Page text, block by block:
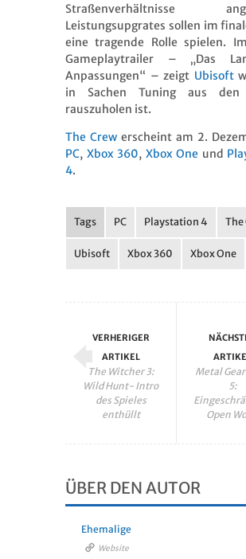
Straßenverhältnisse
Leistungsupgrates sollen im
eine tragende Rolle spielen.
Gameplaytrailer – „Das
Anpassungen“ – zeigt Ubisoft
in Sachen Tuning aus den
rauszuholen ist.
The Crew erscheint am 2.
PC, Xbox 360, Xbox One und
4.
Tags PC Playstation 4 The
Ubisoft Xbox 360 Xbox One
VERHERIGER
ARTIKEL
The Witcher 3:
Wild Hunt- Intro
des Spieles
enthüllt
Metal
5:
Open
ÜBER DEN AUTOR
Ehemalige
Website